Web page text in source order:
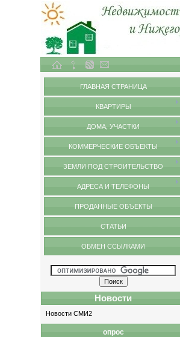
ГЛАВНАЯ СТРАНИЦА
КВАРТИРЫ
ДОМА, УЧАСТКИ
КОММЕРЧЕСКИЕ ОБЪЕКТЫ
ЗЕМЛИ ПОД СТРОИТЕЛЬСТВО
АДРЕСА И ТЕЛЕФОНЫ
ПРОДАННЫЕ ОБЪЕКТЫ
СТАТЬИ
ОБМЕН ССЫЛКАМИ
Новости
Новости СМИ2
опрос